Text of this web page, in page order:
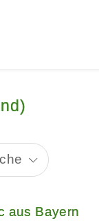
aus Bayern